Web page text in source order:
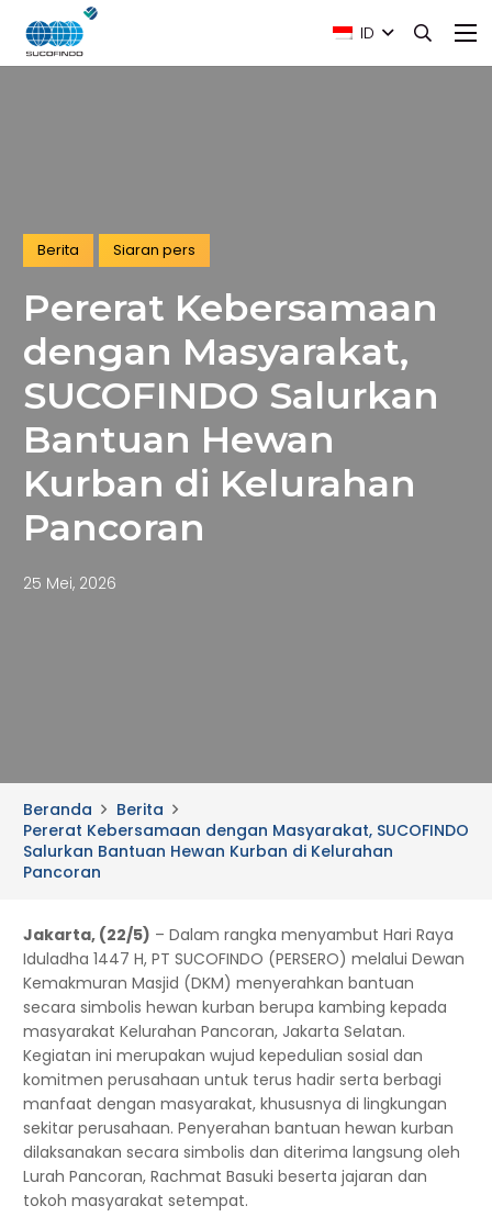
ID
Berita Siaran pers
Pererat Kebersamaan
dengan Masyarakat,
SUCOFINDO Salurkan
Bantuan Hewan
Kurban di Kelurahan
Pancoran
25 Mei, 2026
Beranda
Berita
Pererat Kebersamaan dengan Masyarakat, SUCOFINDO
Salurkan Bantuan Hewan Kurban di Kelurahan
Pancoran
Jakarta, (22/5) – Dalam rangka menyambut Hari Raya
Iduladha 1447 H, PT SUCOFINDO (PERSERO) melalui Dewan
Kemakmuran Masjid (DKM) menyerahkan bantuan
secara simbolis hewan kurban berupa kambing kepada
masyarakat Kelurahan Pancoran, Jakarta Selatan.
Kegiatan ini merupakan wujud kepedulian sosial dan
komitmen perusahaan untuk terus hadir serta berbagi
manfaat dengan masyarakat, khususnya di lingkungan
sekitar perusahaan. Penyerahan bantuan hewan kurban
dilaksanakan secara simbolis dan diterima langsung oleh
Lurah Pancoran, Rachmat Basuki beserta jajaran dan
tokoh masyarakat setempat.